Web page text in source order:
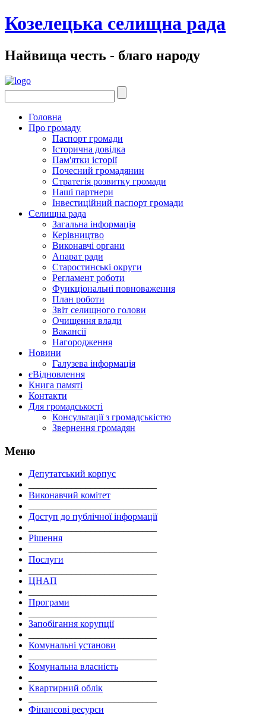
Козелецька селищна рада
Найвища честь - благо народу
Головна
Про громаду
Паспорт громади
Історична довідка
Пам'ятки історії
Почесний громадянин
Стратегія розвитку громади
Наші партнери
Інвестиційний паспорт громади
Селищна рада
Загальна інформація
Керівництво
Виконавчі органи
Апарат ради
Старостинські округи
Регламент роботи
Функціональні повноваження
План роботи
Звіт селищного голови
Очищення влади
Вакансії
Нагородження
Новини
Галузева інформація
єВідновлення
Книга памяті
Контакти
Для громадськості
Консультації з громадськістю
Звернення громадян
Меню
Депутатський корпус
Виконавчий комітет
Доступ до публічної інформації
Рішення
Послуги
ЦНАП
Програми
Запобігання корупції
Комунальні установи
Комунальна власність
Квартирний облік
Фінансові ресурси